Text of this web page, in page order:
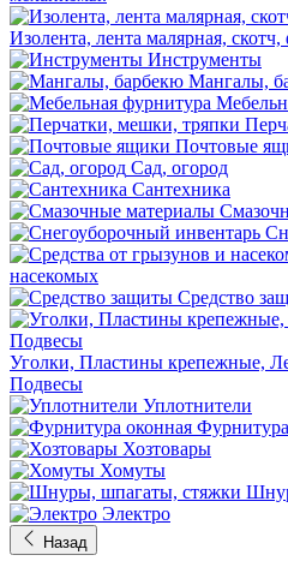
Изолента, лента малярная,
Инструменты
Мангалы,
Почтовые
Сад, огород
Сантехника
насекомых
Средство
Уголки, Пластины крепежные,
Подвесы
Уплотнители
Хозтовары
Хомуты
Электро
Назад